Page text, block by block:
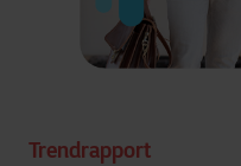
Trendrapport